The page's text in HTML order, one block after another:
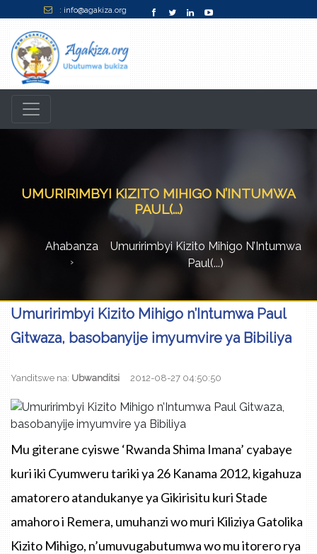
: info@agakiza.org
UMURIRIMBYI KIZITO MIHIGO N’INTUMWA
PAUL(...)
Ahabanza Umuririmbyi Kizito Mihigo N’Intumwa
Paul(...)
Umuririmbyi Kizito Mihigo n’Intumwa Paul
Gitwaza, basobanyije imyumvire ya Bibiliya
Yanditswe na: Ubwanditsi 2012-08-27 04:50:50
Mu giterane cyiswe ‘Rwanda Shima Imana’ cyabaye
kuri iki Cyumweru tariki ya 26 Kanama 2012, kigahuza
amatorero atandukanye ya Gikirisitu kuri Stade
amahoro i Remera, umuhanzi wo muri Kiliziya Gatolika
Kizito Mihigo, n’umuvugabutumwa wo mu itorero rya